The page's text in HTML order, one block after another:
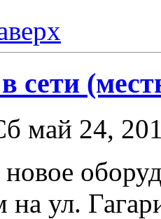
сети
май 24,
новое
на ул.